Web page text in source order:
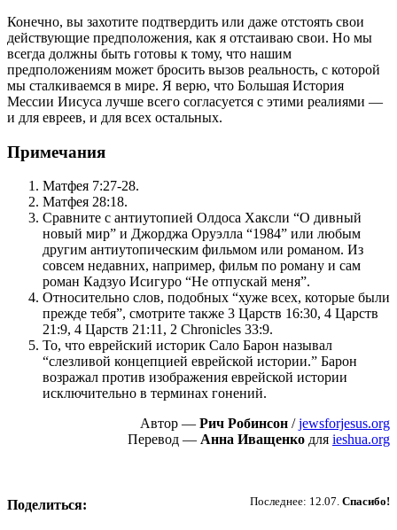
Конечно, вы захотите подтвердить или даже отстоять свои
действующие предположения, как я отстаиваю свои. Но мы
всегда должны быть готовы к тому, что нашим
предположениям может бросить вызов реальность, с которой
мы сталкиваемся в мире. Я верю, что Большая История
Мессии Иисуса лучше всего согласуется с этими реалиями —
и для евреев, и для всех остальных.
Примечания
Матфея 7:27-28.
Матфея 28:18.
Сравните с антиутопией Олдоса Хаксли “О дивный
новый мир” и Джорджа Оруэлла “1984” или любым
другим антиутопическим фильмом или романом. Из
совсем недавних, например, фильм по роману и сам
роман Кадзуо Исигуро “Не отпускай меня”.
Относительно слов, подобных “хуже всех, которые были
прежде тебя”, смотрите также 3 Царств 16:30, 4 Царств
21:9, 4 Царств 21:11, 2 Chronicles 33:9.
То, что еврейский историк Сало Барон называл
“слезливой концепцией еврейской истории.” Барон
возражал против изображения еврейской истории
исключительно в терминах гонений.
Автор — Рич Робинсон /jewsforjesus.org
Перевод — Анна Иващенко для ieshua.org
Последнее: 12.07. Спасибо!
Поделиться: